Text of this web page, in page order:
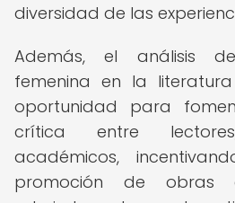
diversidad de las
Además, el análisis
femenina en la
oportunidad para
crítica entre
académicos,
promoción de obras